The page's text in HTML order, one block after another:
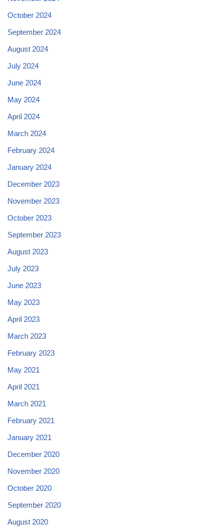
October 2024
September 2024
August 2024
July 2024
June 2024
May 2024
April 2024
March 2024
February 2024
January 2024
December 2023
November 2023
October 2023
September 2023
August 2023
July 2023
June 2023
May 2023
April 2023
March 2023
February 2023
May 2021
April 2021
March 2021
February 2021
January 2021
December 2020
November 2020
October 2020
September 2020
August 2020